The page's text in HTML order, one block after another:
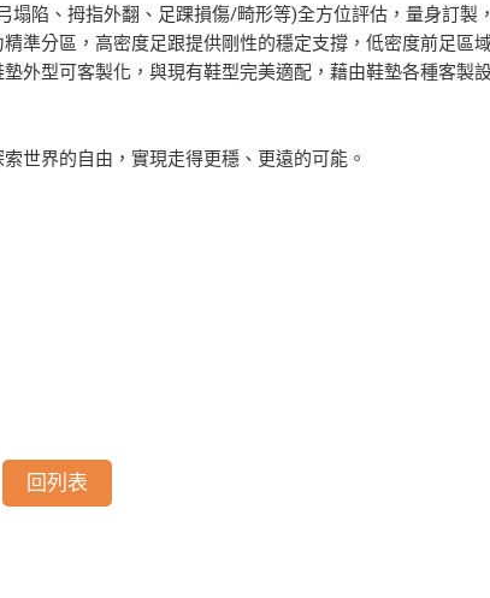
塌陷、拇指外翻、足踝損傷/畸形等)全方位評估，量身訂製
準分區，高密度足跟提供剛性的穩定支撐，低密度前足區
外型可客製化，與現有鞋型完美適配，藉由鞋墊各種客製設
世界的自由，實現走得更穩、更遠的可能。
回列表